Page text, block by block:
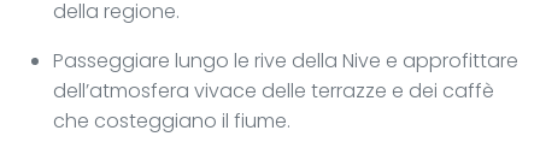
della regione.
Passeggiare lungo le rive della Nive e approfittare
dell’atmosfera vivace delle terrazze e dei caffè
che costeggiano il fiume.